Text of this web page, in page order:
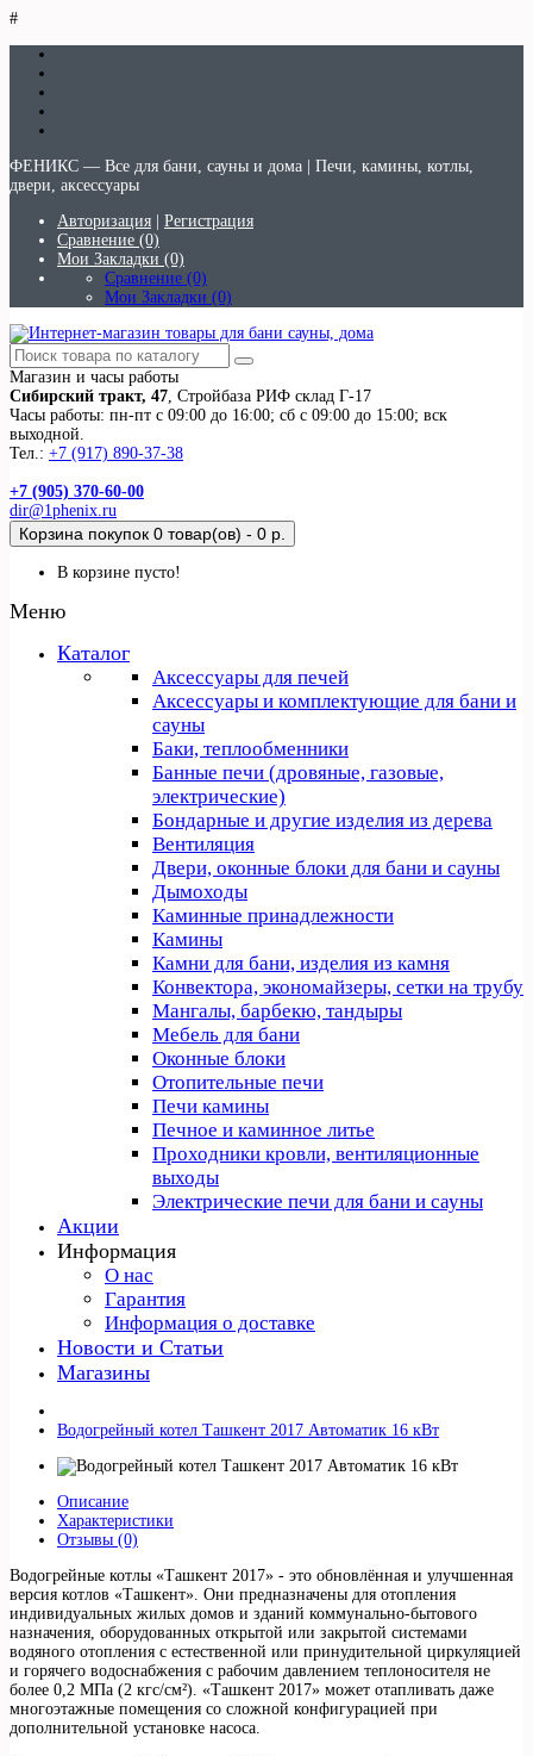
#
ФЕНИКС — Все для бани, сауны и дома | Печи, камины, котлы,
двери, аксессуары
Авторизация
Регистрация
Сравнение (0)
Мои Закладки (0)
Сравнение (0)
Мои Закладки (0)
Магазин и часы работы
Сибирский тракт, 47, Стройбаза РИФ склад Г-17
Часы работы: пн-пт с 09:00 до 16:00; сб с 09:00 до 15:00; вск
выходной.
Тел.: +7 (917) 890-37-38
+7 (905) 370-60-00
dir@1phenix.ru
Корзина покупок 0 товар(ов) - 0 р.
В корзине пусто!
Меню
Каталог
Аксессуары для печей
Аксессуары и комплектующие для бани и
сауны
Баки, теплообменники
Банные печи (дровяные, газовые,
электрические)
Бондарные и другие изделия из дерева
Вентиляция
Двери, оконные блоки для бани и сауны
Дымоходы
Каминные принадлежности
Камины
Камни для бани, изделия из камня
Конвектора, экономайзеры, сетки на трубу
Мангалы, барбекю, тандыры
Мебель для бани
Оконные блоки
Отопительные печи
Печи камины
Печное и каминное литье
Проходники кровли, вeнтиляционные
выходы
Электрические печи для бани и сауны
Акции
Информация
О нас
Гарантия
Информация о доставке
Новости и Статьи
Магазины
Водогрейный котел Ташкент 2017 Автоматик 16 кВт
Описание
Характеристики
Отзывы (0)
Водогрейные котлы «Ташкент 2017» - это обновлённая и улучшенная
версия котлов «Ташкент». Они предназначены для отопления
индивидуальных жилых домов и зданий коммунально-бытового
назначения, оборудованных открытой или закрытой системами
водяного отопления с естественной или принудительной циркуляцией
и горячего водоснабжения с рабочим давлением теплоносителя не
более 0,2 МПа (2 кгс/см²). «Ташкент 2017» может отапливать даже
многоэтажные помещения со сложной конфигурацией при
дополнительной установке насоса.